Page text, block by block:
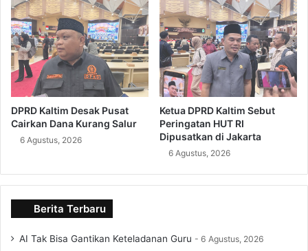
DPRD Kaltim Desak Pusat
Cairkan Dana Kurang Salur
6 Agustus, 2026
Ketua DPRD Kaltim Sebut
Peringatan HUT RI
Dipusatkan di Jakarta
6 Agustus, 2026
Berita Terbaru
AI Tak Bisa Gantikan Keteladanan Guru 6 Agustus, 2026